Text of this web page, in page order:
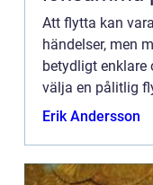
Att flytta kan
händelser, men
betydligt enklare
välja en pålitlig
övergång till d...
Erik Andersson